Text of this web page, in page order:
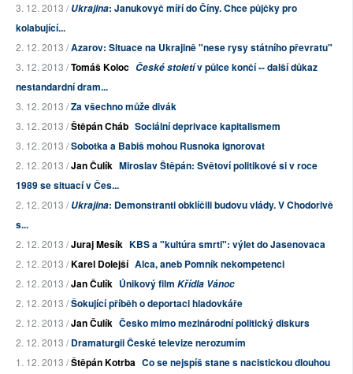
3. 12. 2013 /Ukrajina: Janukovyč míří do Číny. Chce půjčky pro
kolabující...
2. 12. 2013 /Azarov: Situace na Ukrajině "nese rysy státního převratu"
3. 12. 2013 /Tomáš Koloc České stoletív půlce končí -- další důkaz
nestandardní dram...
3. 12. 2013 /Za všechno může divák
3. 12. 2013 /Štěpán Cháb Sociální deprivace kapitalismem
3. 12. 2013 /Sobotka a Babiš mohou Rusnoka ignorovat
2. 12. 2013 /Jan Čulík Miroslav Štěpán: Světoví politikové si v roce
1989 se situací v Čes...
2. 12. 2013 /Ukrajina: Demonstranti obklíčili budovu vlády. V Chodorivě
s...
2. 12. 2013 /Juraj Mesík KBS a "kultúra smrti": výlet do Jasenovaca
2. 12. 2013 /Karel Dolejší Alca, aneb Pomník nekompetenci
2. 12. 2013 /Jan Čulík Únikový film Křídla Vánoc
2. 12. 2013 /Šokující příběh o deportaci hladovkáře
2. 12. 2013 /Jan Čulík Česko mimo mezinárodní politický diskurs
2. 12. 2013 /Dramaturgii České televize nerozumím
1. 12. 2013 /Štěpán Kotrba Co se nejspíš stane s nacistickou dlouhou